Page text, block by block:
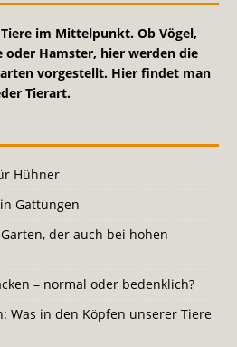
im Mittelpunkt. Ob Vögel,
oder Hamster, hier werden die
vorgestellt. Hier findet man
Tierart.
Hühner
Gattungen
der auch bei hohen
– normal oder bedenklich?
Was in den Köpfen unserer Tiere